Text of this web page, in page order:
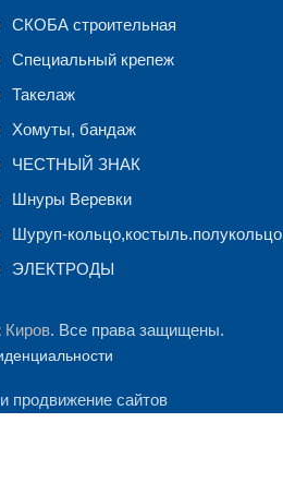
СКОБА строительная
Специальный крепеж
Такелаж
Хомуты, бандаж
ЧЕСТНЫЙ ЗНАК
Шнуры Веревки
Шуруп-кольцо,костыль.полукольцо
ЭЛЕКТРОДЫ
Киров. Все права защищены.
продвижение сайтов